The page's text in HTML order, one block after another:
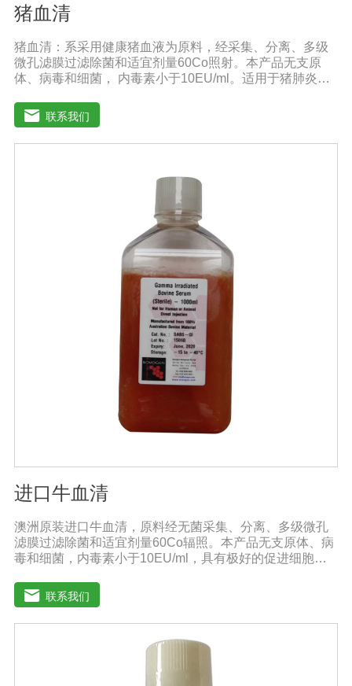
猪血清
猪血清：系采用健康猪血液为原料，经采集、分离、多级
微孔滤膜过滤除菌和适宜剂量60Co照射。本产品无支原
体、病毒和细菌， 内毒素小于10EU/ml。适用于猪肺炎支
和国兽药典》2020版质量标准。规格：500ml/瓶保
存：-15℃―-20℃有效期：5年注意事项：解冻：采用逐
步解冻法（ -20℃→2-8℃→ 室温），可减少沉淀的产生使
联系我们
进口牛血清
澳洲原装进口牛血清，原料经无菌采集、分离、多级微孔
滤膜过滤除菌和适宜剂量60Co辐照。本产品无支原体、病
毒和细菌，内毒素小于10EU/ml，具有极好的促进细胞增
官的分离、培养及单克隆抗体的制备和疫苗的研制及生
产。质量标准：符合《中华人民共和国兽药典》2020版、
欧洲药典、美国药典质量标准。规格：500ml/瓶保
存：-15℃―-20℃有效期：5年注意事项：解冻：采用逐
步解冻法（ -20℃→2-8℃→ 室温），可减少沉淀的产生使
联系我们